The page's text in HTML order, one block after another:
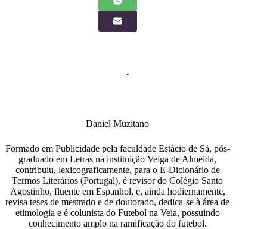
Daniel Muzitano
Formado em Publicidade pela faculdade Estácio de Sá, pós-
graduado em Letras na instituição Veiga de Almeida,
contribuiu, lexicograficamente, para o E-Dicionário de
Termos Literários (Portugal), é revisor do Colégio Santo
Agostinho, fluente em Espanhol, e, ainda hodiernamente,
revisa teses de mestrado e de doutorado, dedica-se à área de
etimologia e é colunista do Futebol na Veia, possuindo
conhecimento amplo na ramificação do futebol.